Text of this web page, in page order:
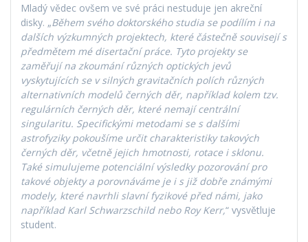
Mladý vědec ovšem ve své práci nestuduje jen akreční
disky. „Během svého doktorského studia se podílím i na
dalších výzkumných projektech, které částečně souvisejí s
předmětem mé disertační práce. Tyto projekty se
zaměřují na zkoumání různých optických jevů
vyskytujících se v silných gravitačních polích různých
alternativních modelů černých děr, například kolem tzv.
regulárních černých děr, které nemají centrální
singularitu. Specifickými metodami se s dalšími
astrofyziky pokoušíme určit charakteristiky takových
černých děr, včetně jejich hmotnosti, rotace i sklonu.
Také simulujeme potenciální výsledky pozorování pro
takové objekty a porovnáváme je i s již dobře známými
modely, které navrhli slavní fyzikové před námi, jako
například Karl Schwarzschild nebo Roy Kerr,“ vysvětluje
student.